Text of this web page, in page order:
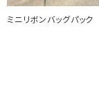
ミニリボンバッグパック